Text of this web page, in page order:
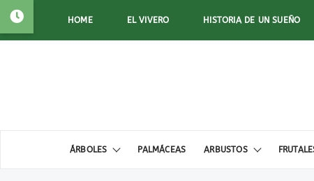
HOME EL VIVERO HISTORIA DE UN SUEÑO
ÁRBOLES PALMÁCEAS ARBUSTOS